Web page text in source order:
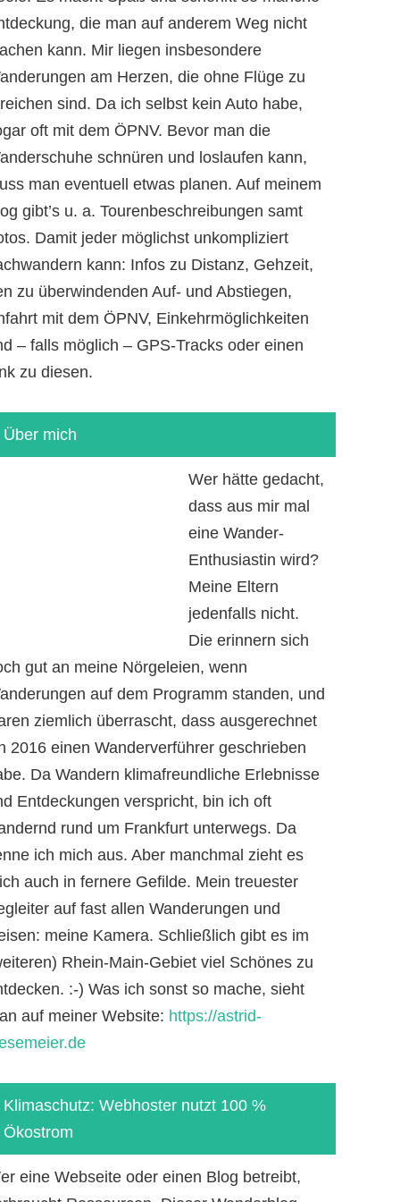
die man auf anderem Weg nicht
kann. Mir liegen insbesondere
am Herzen, die ohne Flüge zu
sind. Da ich selbst kein Auto habe,
oft mit dem ÖPNV. Bevor man die
schnüren und loslaufen kann,
man eventuell etwas planen. Auf meinem
gibt’s u. a. Tourenbeschreibungen samt
Damit jeder möglichst unkompliziert
kann: Infos zu Distanz, Gehzeit,
zu überwindenden Auf- und Abstiegen,
mit dem ÖPNV, Einkehrmöglichkeiten
– falls möglich – GPS-Tracks oder einen
zu diesen.
Über mich
Wer hätte gedacht,
dass aus mir mal
eine Wander-
Enthusiastin wird?
Meine Eltern
jedenfalls nicht.
Die erinnern sich
gut an meine Nörgeleien, wenn
auf dem Programm standen, und
ziemlich überrascht, dass ausgerechnet
2016 einen Wanderverführer geschrieben
Da Wandern klimafreundliche Erlebnisse
Entdeckungen verspricht, bin ich oft
rund um Frankfurt unterwegs. Da
ich mich aus. Aber manchmal zieht es
auch in fernere Gefilde. Mein treuester
auf fast allen Wanderungen und
meine Kamera. Schließlich gibt es im
Rhein-Main-Gebiet viel Schönes zu
:-) Was ich sonst so mache, sieht
auf meiner Website: https://astrid-
Klimaschutz: Webhoster nutzt 100 %
Ökostrom
eine Webseite oder einen Blog betreibt,